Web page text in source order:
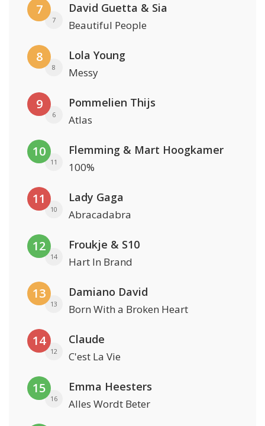
7
7
David Guetta & Sia
Beautiful People
8
8
Lola Young
Messy
9
6
Pommelien Thijs
Atlas
10
11
Flemming & Mart Hoogkamer
100%
11
10
Lady Gaga
Abracadabra
12
14
Froukje & S10
Hart In Brand
13
13
Damiano David
Born With a Broken Heart
14
12
Claude
C'est La Vie
15
16
Emma Heesters
Alles Wordt Beter